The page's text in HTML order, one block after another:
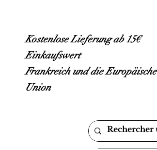
Kostenlose Lieferung ab 15€
Einkaufswert
Frankreich und die Europäische
Union